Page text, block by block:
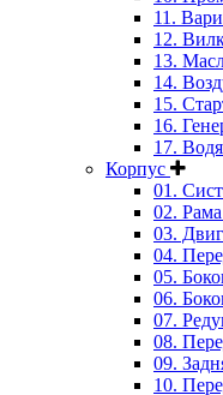
11.
12.
13.
14.
15.
16.
17.
Корпус
01.
02.
03.
04.
05.
06.
07.
08.
09.
10.